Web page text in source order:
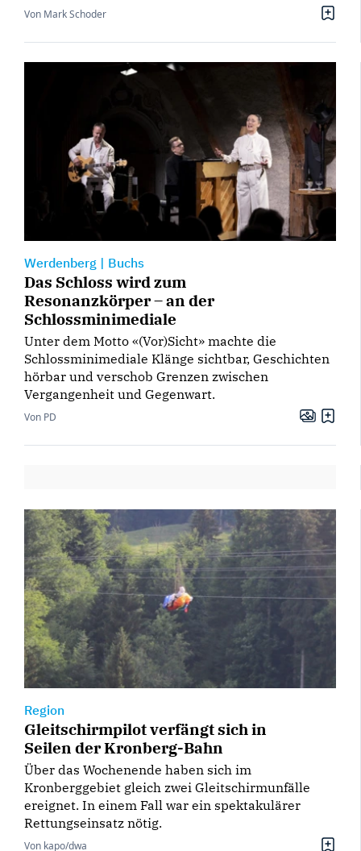
Von Mark Schoder
Werdenberg | Buchs
Das Schloss wird zum
Resonanzkörper – an der
Schlossminimediale
Unter dem Motto «(Vor)Sicht» machte die
Schlossminimediale Klänge sichtbar, Geschichten
hörbar und verschob Grenzen zwischen
Vergangenheit und Gegenwart.
Von PD
Region
Gleitschirmpilot verfängt sich in
Seilen der Kronberg-Bahn
Über das Wochenende haben sich im
Kronberggebiet gleich zwei Gleitschirmunfälle
ereignet. In einem Fall war ein spektakulärer
Rettungseinsatz nötig.
Von kapo/dwa